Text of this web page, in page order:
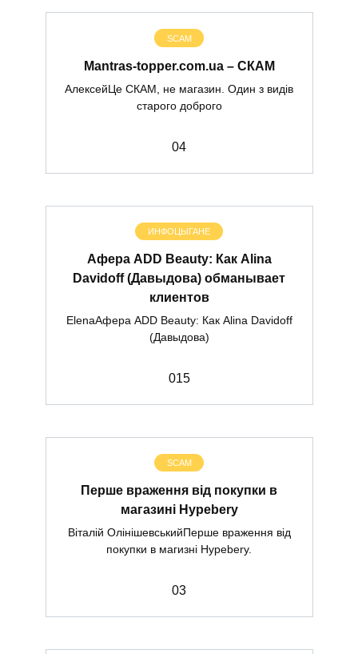
SCAM
Mantras-topper.com.ua – СКАМ
АлексейЦе СКАМ, не магазин. Один з видів
старого доброго
04
ИНФОЦЫГАНЕ
Афера ADD Beauty: Как Alina
Davidoff (Давыдова) обманывает
клиентов
ElenaАфера ADD Beauty: Как Alina Davidoff
(Давыдова)
015
SCAM
Перше враження від покупки в
магазині Hypebery
Віталій ОлінішевськийПерше враження від
покупки в магизні Hypebery.
03